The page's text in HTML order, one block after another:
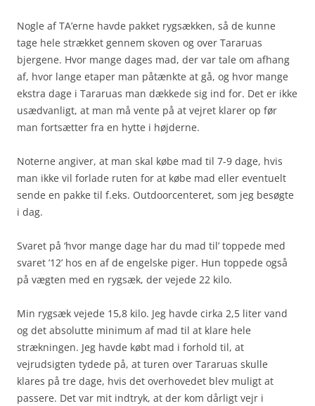
Nogle af TA’erne havde pakket rygsækken, så de kunne
tage hele strækket gennem skoven og over Tararuas
bjergene. Hvor mange dages mad, der var tale om afhang
af, hvor lange etaper man påtænkte at gå, og hvor mange
ekstra dage i Tararuas man dækkede sig ind for. Det er ikke
usædvanligt, at man må vente på at vejret klarer op før
man fortsætter fra en hytte i højderne.
Noterne angiver, at man skal købe mad til 7-9 dage, hvis
man ikke vil forlade ruten for at købe mad eller eventuelt
sende en pakke til f.eks. Outdoorcenteret, som jeg besøgte
i dag.
Svaret på ‘hvor mange dage har du mad til’ toppede med
svaret ’12’ hos en af de engelske piger. Hun toppede også
på vægten med en rygsæk, der vejede 22 kilo.
Min rygsæk vejede 15,8 kilo. Jeg havde cirka 2,5 liter vand
og det absolutte minimum af mad til at klare hele
strækningen. Jeg havde købt mad i forhold til, at
vejrudsigten tydede på, at turen over Tararuas skulle
klares på tre dage, hvis det overhovedet blev muligt at
passere. Det var mit indtryk, at der kom dårligt vejr i